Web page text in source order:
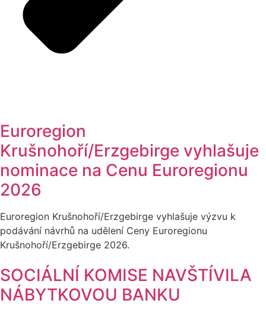
Euroregion
Krušnohoří/Erzgebirge vyhlašuje
nominace na Cenu Euroregionu
2026
Euroregion Krušnohoří/Erzgebirge vyhlašuje výzvu k
podávání návrhů na udělení Ceny Euroregionu
Krušnohoří/Erzgebirge 2026.
SOCIÁLNÍ KOMISE NAVŠTÍVILA
NÁBYTKOVOU BANKU